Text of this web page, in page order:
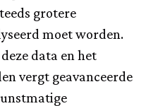
grotere
moet worden.
data en het
vergt geavanceerde